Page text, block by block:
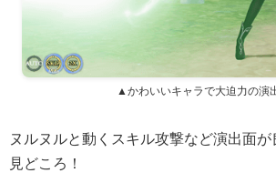
▲かわいいキャラで大迫力の演
ヌルヌルと動くスキル攻撃など演出面
見どころ！